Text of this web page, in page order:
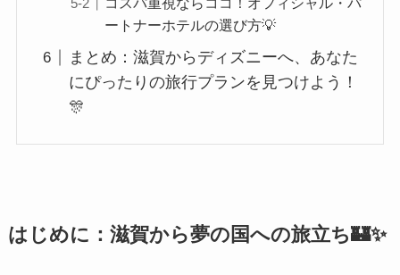
ートナーホテルの選び方💡
まとめ：滋賀からディズニーへ、あなた
にぴったりの旅行プランを見つけよう！
🎊
はじめに：滋賀から夢の国への旅立ち🏰✨